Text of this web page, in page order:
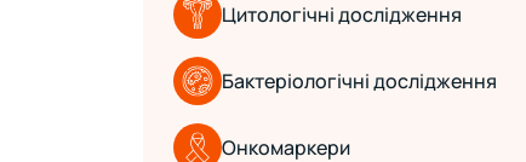
Цитологічні дослідження
Бактеріологічні дослідження
Онкомаркери